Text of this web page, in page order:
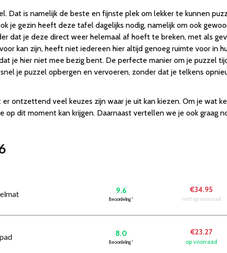
Dat is namelijk de beste en fijnste plek om lekker te kunnen
je gezin heeft deze tafel dagelijks nodig, namelijk om ook
dat je deze direct weer helemaal af hoeft te breken, met als
kan zijn, heeft niet iedereen hier altijd genoeg ruimte voor in
je hier niet mee bezig bent. De perfecte manier om je puzzel
je puzzel opbergen en vervoeren, zonder dat je telkens
ontzettend veel keuzes zijn waar je uit kan kiezen. Om je wat
dit moment kan krijgen. Daarnaast vertellen we je ook graag
9.6
Beoordeling*
€34.95
niet op voorraad
8.0
Beoordeling*
€23.27
op voorraad